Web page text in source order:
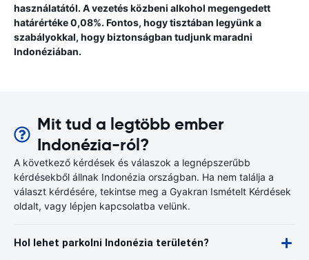
használatától. A vezetés közbeni alkohol megengedett
határértéke 0,08%. Fontos, hogy tisztában legyünk a
szabályokkal, hogy biztonságban tudjunk maradni
Indonéziában.
Mit tud a legtöbb ember
Indonézia-ról?
A következő kérdések és válaszok a legnépszerűbb
kérdésekből állnak Indonézia országban. Ha nem találja a
választ kérdésére, tekintse meg a Gyakran Ismételt Kérdések
oldalt, vagy lépjen kapcsolatba velünk.
Hol lehet parkolni Indonézia területén?